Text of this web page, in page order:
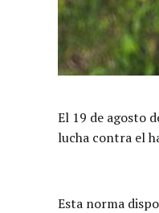
El 19 de agosto
lucha contra el
Esta norma